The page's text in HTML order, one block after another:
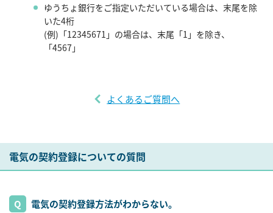
ゆうちょ銀行をご指定いただいている場合は、末尾を除
いた4桁
(例)「12345671」の場合は、末尾「1」を除き、
「4567」
よくあるご質問へ
電気の契約登録についての質問
電気の契約登録方法がわからない。